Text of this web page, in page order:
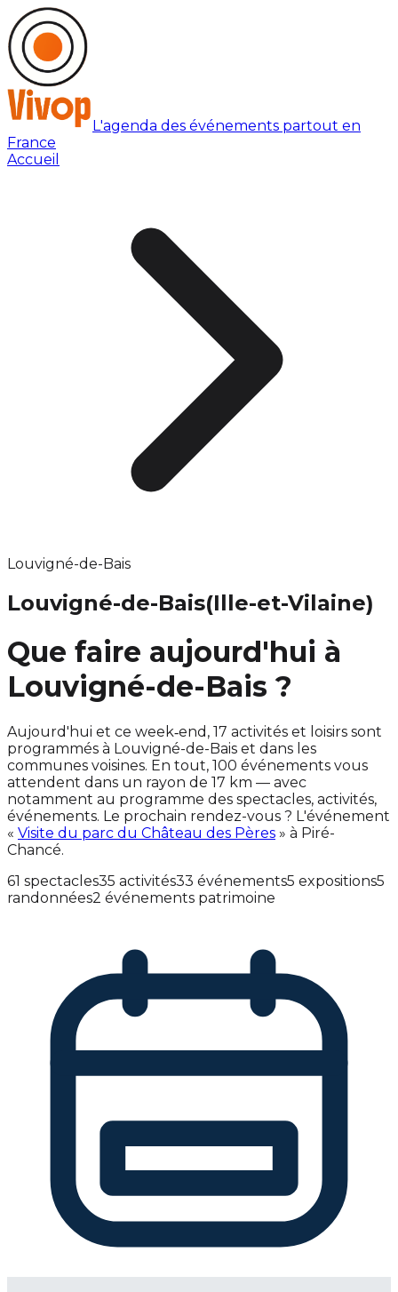
L'agenda des événements partout en
France
Accueil
Louvigné-de-Bais
Louvigné-de-Bais(Ille-et-Vilaine)
Que faire aujourd'hui à
Louvigné-de-Bais ?
Aujourd'hui et ce week‑end, 17 activités et loisirs sont
programmés à Louvigné-de-Bais et dans les
communes voisines. En tout, 100 événements vous
attendent dans un rayon de 17 km — avec
notamment au programme des spectacles, activités,
événements. Le prochain rendez-vous ? L'événement
« Visite du parc du Château des Pères » à Piré-
Chancé.
61 spectacles35 activités33 événements5 expositions5
randonnées2 événements patrimoine